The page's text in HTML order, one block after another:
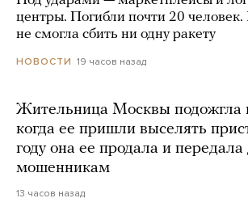
центры. Погибли почти 20
не смогла сбить ни одну ракету
НОВОСТИ 19 часов назад
Жительница Москвы подожгла
когда ее пришли выселять
году она ее продала и передала
мошенникам
13 часов назад